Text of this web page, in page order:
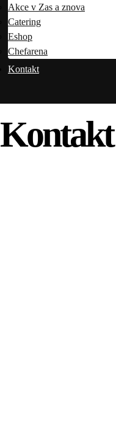
Akce v Zas a znova
Catering
Eshop
Chefarena
Kontakt
Kontakt